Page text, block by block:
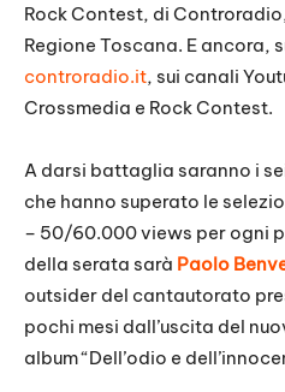
Rock Contest, di
Regione Toscana. E ancora,
controradio.it, sui canali
Crossmedia e Rock Contest.
A darsi battaglia saranno i
che hanno superato le
– 50/60.000 views per ogni
della serata sarà Paolo
outsider del cantautorato
pochi mesi dall’uscita del
album “Dell’odio e